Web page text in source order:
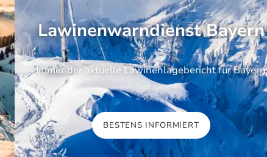
Lawinenwarndienst Bayern
Immer der aktuelle Lawinenlagebericht für Bayern
BESTENS INFORMIERT